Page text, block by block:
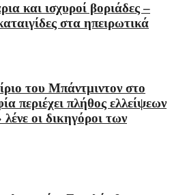
και ισχυροί βοριάδες –
στα ηπειρωτικά
του Μπάντμιντον στο
περιέχει πλήθος ελλείψεων
οι δικηγόροι των